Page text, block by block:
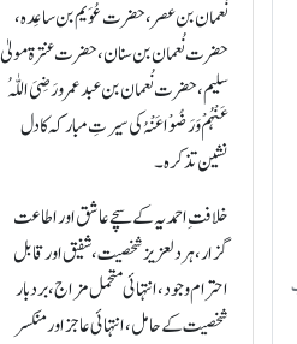
نُعمان بن عصر، حضرت عُوَیم بن ساعِدہ،
حضرت نُعمان بن سنان، حضرت عنترة مولیٰ
سلیم، حضرت نُعمان بن عبد عمرو رَضِیَ اللّٰہُ
عَنْہُمْ وَرَضُوْا عَنْہُ کی سیرتِ مبارکہ کا دل
نشین تذکرہ۔
خلافتِ احمدیہ کے سچے عاشق اور اطاعت
گزار، ہر دلعزیز شخصیت، شفیق اور قابل
احترام وجود، انتہائی متحمل مزاج، بردبار
شخصیت کے حامل، انتہائی عاجز اور منکسر